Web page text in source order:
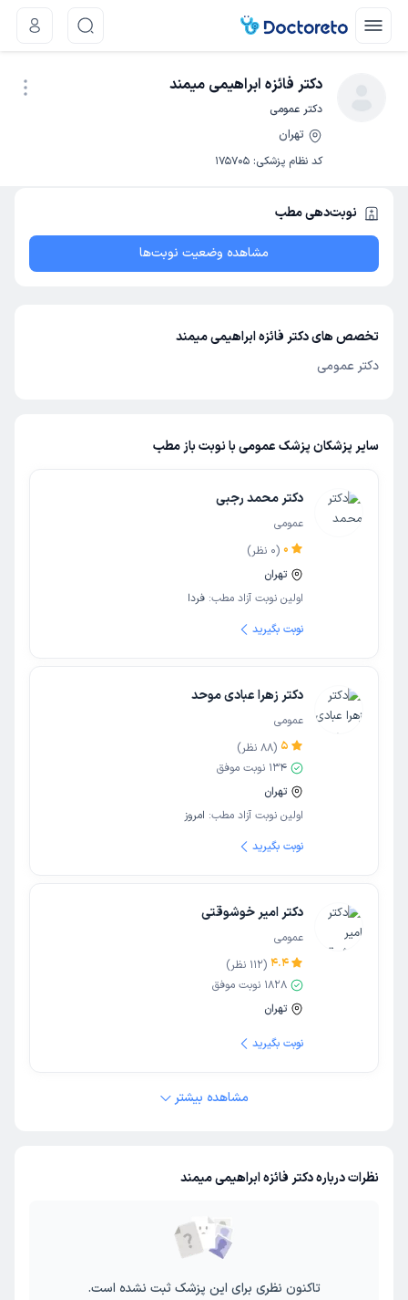
دکتر فائزه ابراهیمی میمند
دکتر عمومی
تهران
کد نظام پزشکی:
175705
نوبت‌دهی مطب
مشاهده وضعیت نوبت‌ها
تخصص های دکتر فائزه ابراهیمی میمند
دکتر عمومی
سایر پزشکان پزشک عمومی با نوبت باز مطب
دکتر محمد رجبی
عمومی
0
(
0 نظر)
تهران
اولین نوبت آزاد مطب: فردا
نوبت بگیرید
دکتر زهرا عبادی موحد
عمومی
5
(
88 نظر)
134 نوبت موفق
تهران
اولین نوبت آزاد مطب: امروز
نوبت بگیرید
دکتر امیر خوشوقتی
عمومی
4.4
(
112 نظر)
1828 نوبت موفق
تهران
نوبت بگیرید
مشاهده بیشتر
نظرات درباره دکتر فائزه ابراهیمی میمند
تاکنون نظری برای این پزشک ثبت نشده است.